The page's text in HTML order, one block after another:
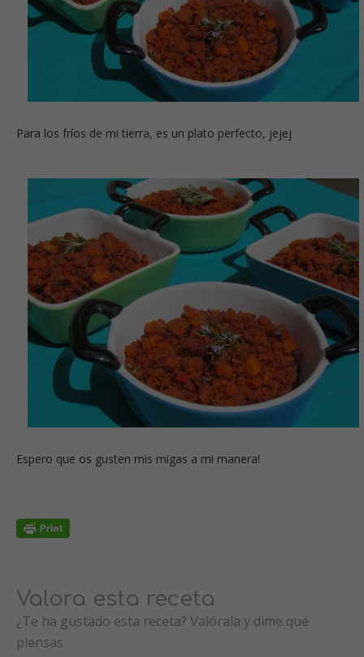
Para los fríos de mi tierra, es un plato perfecto, jejej
Espero que os gusten mis migas a mi manera!
Valora esta receta
¿Te ha gustado esta receta? Valórala y dime qué
piensas